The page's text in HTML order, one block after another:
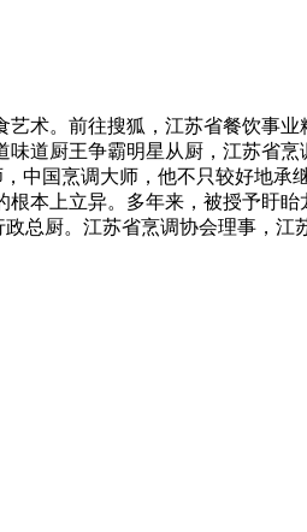
术。前往搜狐，江苏省餐饮事业
道厨王争霸明星从厨，江苏省烹
中国烹调大师，他不只较好地承
本上立异。多年来，被授予盱眙
总厨。江苏省烹调协会理事，江